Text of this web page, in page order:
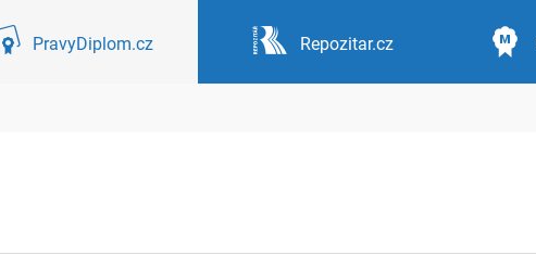
PravyDiplom.cz Repozitar.cz